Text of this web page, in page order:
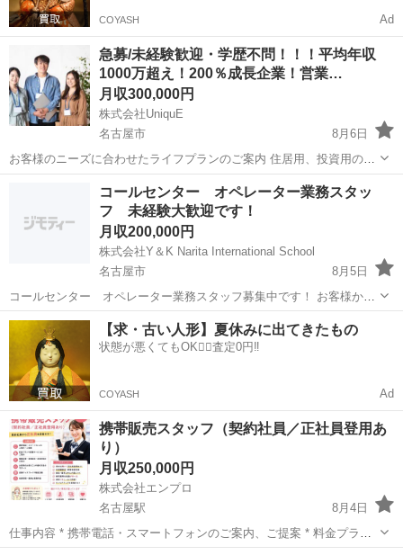
COYASH Ad
急募/未経験歓迎・学歴不問！！！平均年収
1000万超え！200％成長企業！営業…
月収300,000円
株式会社UniquE
名古屋市
8月6日
お客様のニーズに合わせたライフプランのご案内 住居用、投資用の不
動産をメインに、生命保険、医療保険、変額保険等様々な商品のご提
案を行っていただきます。 平日は、市場マーケティングや部署内での
打合せ、会議、技術を磨いていく...
コールセンター オペレーター業務スタッ
フ 未経験大歓迎です！
月収200,000円
株式会社Y＆K Narita International School
名古屋市
8月5日
コールセンター オペレーター業務スタッフ募集中です！ お客様から
の問い合わせの電話対応やサービスのご提案、事務処理などの業務を
お任せします。 ・サービスや商品に関してのお客様からのお問い合わ
せ対応 ・PCへの入力業務 ...
愛知 名古屋市 コールセンター
【求・古い人形】夏休みに出てきたもの
状態が悪くてもOK🙆‍♀️査定0円‼️
COYASH Ad
携帯販売スタッフ（契約社員／正社員登用あ
り）
月収250,000円
株式会社エンプロ
名古屋駅
8月4日
仕事内容 * 携帯電話・スマートフォンのご案内、ご提案 * 料金プラン
や各種サービスのご案内 * 機種変更・新規契約・各種手続きの受付 *